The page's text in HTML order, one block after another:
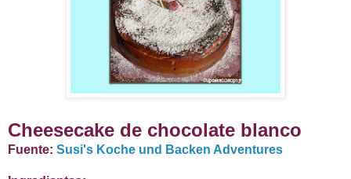
Cheesecake de chocolate blanco
Fuente: Susi's Koche und Backen Adventures